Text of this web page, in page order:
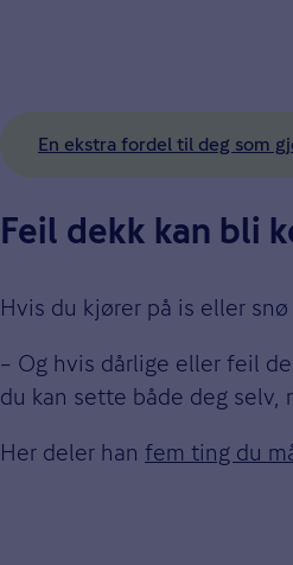
En ekstra fordel til deg som
Feil dekk kan bli
Hvis du kjører på is eller
– Og hvis dårlige eller feil
du kan sette både deg selv,
Her deler han fem ting du